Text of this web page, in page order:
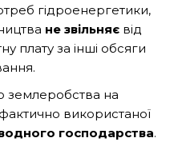
гідроенергетики,
не звільняє від
плату за інші обсяги
землеробства на
використаної
господарства.